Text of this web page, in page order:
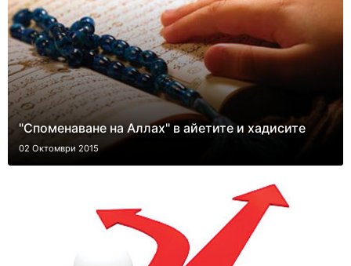
"Споменаване на Аллах" в айетите и хадисите
02 Октомври 2015